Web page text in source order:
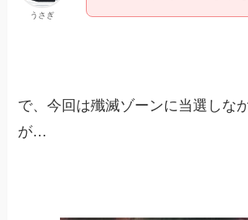
うさぎ
で、今回は殲滅ゾーンに当選しな
が…